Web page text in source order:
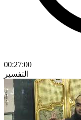
00:27:00
التفسير